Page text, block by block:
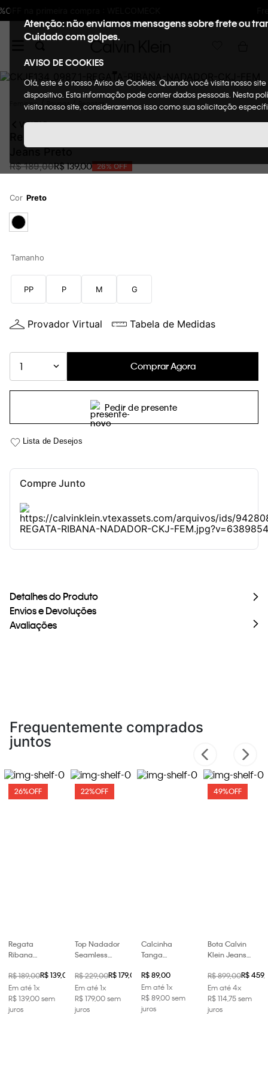
Atenção: não enviamos mensagens sobre frete ou
Cuidado com golpes.
AVISO DE COOKIES
Olá, este é o nosso Aviso de Cookies. Quando você visita nosso
dispositivo. Esta informação pode conter dados pessoais. Nesta
visita nosso site, consideraremos isso como sua solicitação
Feminino Roupas Regatas
VOLTAR
R$ 189,00R$139,00 26%OFF
Cor Preto
Tamanho
PP P M G
Provador Virtual Tabela de Medidas
1 Comprar Agora
Pedir de presente
Compre Junto
Detalhes do Produto
Envios e Devoluções
Avaliações
Frequentemente comprados
juntos
26%OFF
Regata
Ribana
Calvin Klein
Jeans
Feminino -
Marrom
R$ 189,00R$ 139,00
Em até1x
R$139,00sem
juros
22%OFF
Top Nadador
Seamless
Marrom
R$ 229,00R$ 179,00
Em até1x
R$179,00sem
juros
Calcinha
Tanga
Cotton - Off
White
R$ 89,00
Em até1x
R$89,00sem
juros
49%OFF
Bota Calvin
Klein Jeans
Chelsea -
Marrom
R$ 899,00R$
Em até4x
R$11475sem
juros